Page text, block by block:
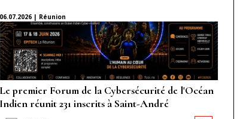
06.07.2026 | Réunion
Le premier Forum de la Cybersécurité de l'Océan
Indien réunit 231 inscrits à Saint-André